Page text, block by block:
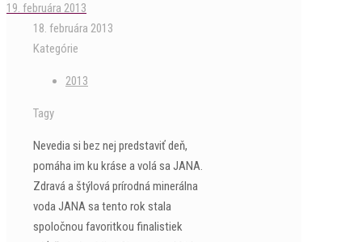
19. februára 2013
18. februára 2013
Kategórie
2013
Tagy
Nevedia si bez nej predstaviť deň,
pomáha im ku kráse a volá sa JANA.
Zdravá a štýlová prírodná minerálna
voda JANA sa tento rok stala
spoločnou favoritkou finalistiek